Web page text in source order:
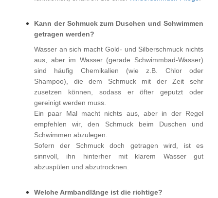
Kann der Schmuck zum Duschen und Schwimmen
getragen werden?
Wasser an sich macht Gold- und Silberschmuck nichts
aus, aber im Wasser (gerade Schwimmbad-Wasser)
sind häufig Chemikalien (wie z.B. Chlor oder
Shampoo), die dem Schmuck mit der Zeit sehr
zusetzen können, sodass er öfter geputzt oder
gereinigt werden muss.
Ein paar Mal macht nichts aus, aber in der Regel
empfehlen wir, den Schmuck beim Duschen und
Schwimmen abzulegen.
Sofern der Schmuck doch getragen wird, ist es
sinnvoll, ihn hinterher mit klarem Wasser gut
abzuspülen und abzutrocknen.
Welche Armbandlänge ist die richtige?